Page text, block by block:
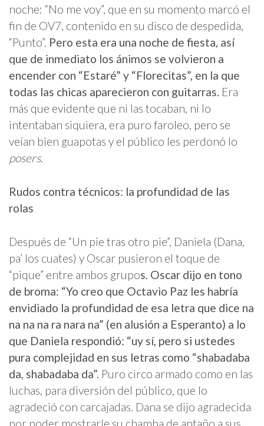
noche: “No me voy”, que en su momento marcó el
fin de OV7, contenido en su disco de despedida,
“Punto”. Pero esta era una noche de fiesta, así
que de inmediato los ánimos se volvieron a
encender con “Estaré” y “Florecitas”, en la que
todas las chicas aparecieron con guitarras. Era
más que evidente que ni las tocaban, ni lo
intentaban siquiera, era puro faroleo, pero se
veían bien guapotas y el público les perdonó lo
posers.
Rudos contra técnicos: la profundidad de las
rolas
Después de “Un pie tras otro pie”, Daniela (Dana,
pa’ los cuates) y Oscar pusieron el toque de
“pique” entre ambos grupos. Oscar dijo en tono
de broma: “Yo creo que Octavio Paz les habría
envidiado la profundidad de esa letra que dice na
na na na ra nara na” (en alusión a Esperanto) a lo
que Daniela respondió: “uy sí, pero si ustedes
pura complejidad en sus letras como “shabadaba
da, shabadaba da”. Puro circo armado como en las
luchas, para diversión del público, que lo
agradeció con carcajadas. Dana se dijo agradecida